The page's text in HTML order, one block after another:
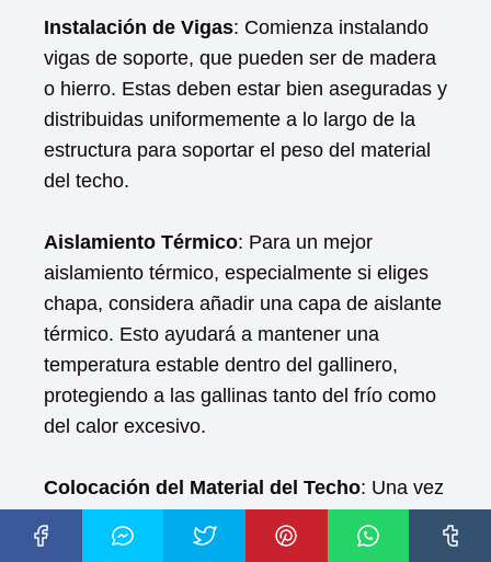
Instalación de Vigas: Comienza instalando
vigas de soporte, que pueden ser de madera
o hierro. Estas deben estar bien aseguradas y
distribuidas uniformemente a lo largo de la
estructura para soportar el peso del material
del techo.
Aislamiento Térmico: Para un mejor
aislamiento térmico, especialmente si eliges
chapa, considera añadir una capa de aislante
térmico. Esto ayudará a mantener una
temperatura estable dentro del gallinero,
protegiendo a las gallinas tanto del frío como
del calor excesivo.
Colocación del Material del Techo: Una vez
colocar el material elegido para el techo.